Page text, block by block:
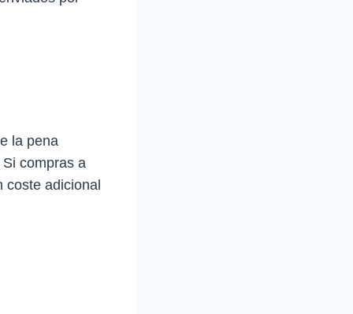
la pena
compras a
adicional